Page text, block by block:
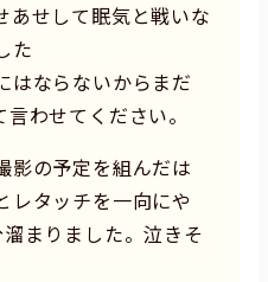
あせして眠気と戦いな
た
はならないからまだ
わせてください。
影の予定を組んだは
レタッチを一向にや
まりました。泣きそ